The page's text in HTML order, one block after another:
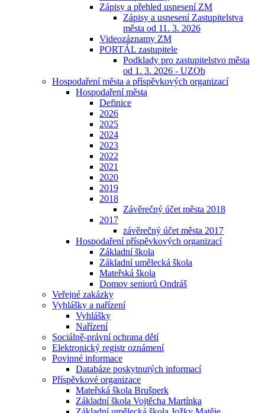
Zápisy a přehled usnesení ZM
Zápisy a usnesení Zastupitelstva
města od 11. 3. 2026
Videozáznamy ZM
PORTÁL zastupitele
Podklady pro zastupitelstvo města
od 1. 3. 2026 - UZOb
Hospodaření města a příspěvkových organizací
Hospodaření města
Definice
2026
2025
2024
2023
2022
2021
2020
2019
2018
Závěrečný účet města 2018
2017
závěrečný účet města 2017
Hospodaření příspěvkových organizací
Základní škola
Základní umělecká škola
Mateřská škola
Domov seniorů Ondráš
Veřejné zakázky
Vyhlášky a nařízení
Vyhlášky
Nařízení
Sociálně-právní ochrana dětí
Elektronický registr oznámení
Povinné informace
Databáze poskytnutých informací
Příspěvkové organizace
Mateřská škola Brušperk
Základní škola Vojtěcha Martínka